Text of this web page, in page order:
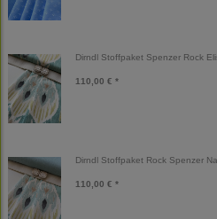
Dirndl Stoffpaket Spenzer Rock
110,00 € *
Dirndl Stoffpaket Rock Spenzer
110,00 € *